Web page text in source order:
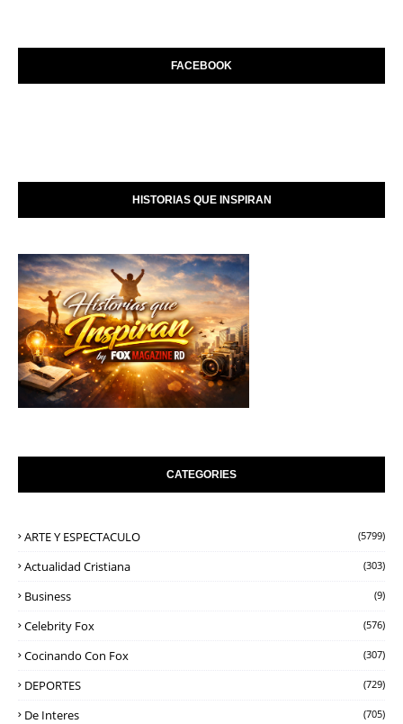
FACEBOOK
HISTORIAS QUE INSPIRAN
CATEGORIES
ARTE Y ESPECTACULO (5799)
Actualidad Cristiana (303)
Business (9)
Celebrity Fox (576)
Cocinando Con Fox (307)
DEPORTES (729)
De Interes (705)